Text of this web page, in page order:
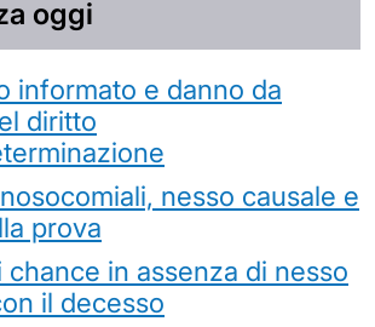
oggi
informato e danno da
diritto
nesso causale e
prova
chance in assenza di nesso
il decesso